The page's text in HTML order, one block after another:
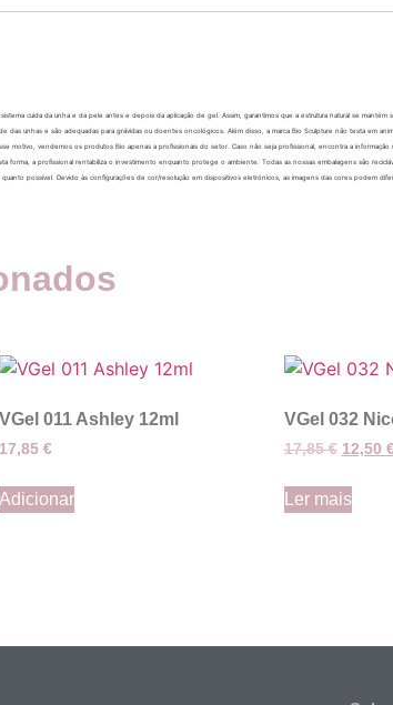
cuida da unha e da pele antes e depois da aplicação de gel. Assim, garantimos que a estrutura natural se mantém
das unhas e são adequadas para grávidas ou doentes oncológicos. Além disso, a marca Bio Sculpture não testa em
motivo, vendemos os produtos Bio apenas a profissionais do setor. Caso não seja profissional, encontra a informação
forma, a profissional rentabiliza o investimento enquanto protege o ambiente. Todas as nossas embalagens são
possível. Devido às configurações de cor/resolução em dispositivos eletrónicos, as imagens das cores podem
VGel 011 Ashley 12ml
17,85€
Adicionar
VGel 032
17,85€ 12,50
Ler mais